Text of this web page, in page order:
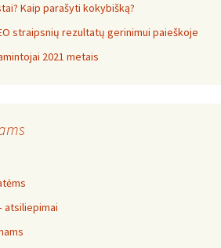
Kaip parašyti kokybišką?
straipsnių rezultatų gerinimui paieškoje
2021 metais
atsiliepimai